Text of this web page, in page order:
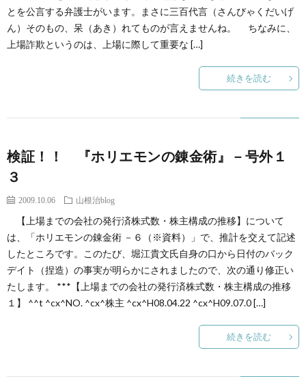
とを公言する弁護士がいます。まさに三百代言（さんびゃくだいげ
ん）そのもの、呆（あき）れてものが言えませんね。 ちなみに、
上場詐欺というのは、上場に際して重要な […]
続きを読む
検証！！ 『ホリエモンの錬金術』－号外１
３
2009.10.06 山根治blog
【上場までの会社の発行済株式数・株主構成の推移】について
は、「ホリエモンの錬金術 －６（※資料）」で、推計を交えて記述
したところです。このたび、堀江貴文氏自身の口から日付のバック
デイト（捏造）の事実が明らかにされましたので、次の通り修正い
たします。 ***【上場までの会社の発行済株式数・株主構成の推移
１】 ^^t ^cx^NO. ^cx^株主 ^cx^H08.04.22 ^cx^H09.07.0 […]
続きを読む